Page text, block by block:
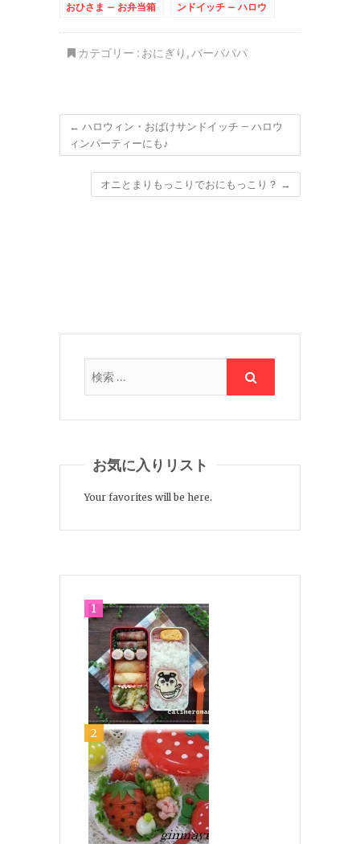
おひさま – お弁当箱
が！！
ンドイッチ – ハロウ
カテゴリー : おにぎり ,バーバパパ
← ハロウィン・おばけサンドイッチ – ハロウ
ィンパーティーにも♪
オニとまりもっこりでおにもっこり？ →
お気に入りリスト
Your favorites will be here.